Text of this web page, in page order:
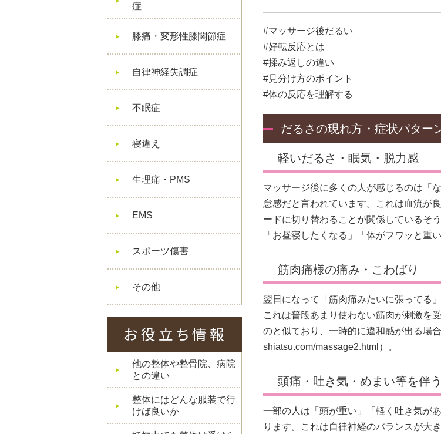
症
膝痛・変形性膝関節症
自律神経失調症
不眠症
寝違え
生理痛・PMS
EMS
スポーツ傷害
その他
他の整体や整骨院、病院
との違い
整体にはどんな服装で行
けば良いか
#マッサージ後だるい
#好転反応とは
#揉み返しの違い
#見分け方のポイント
#体の反応を理解する
だるさの現れ方・症状パター
軽いだるさ・眠気・脱力感
マッサージ後に多くの人が感じるのは「
怠感だと言われています。これは血流が
ードに切り替わることが関係しているそ
「お昼寝したくなる」「体がフワッと重
筋肉痛様の痛み・こわばり
翌日になって「筋肉痛みたいに張ってる
これは普段あまり使わない筋肉が刺激を
のと似ており、一時的に違和感が出る場
shiatsu.com/massage2.html）。
頭痛・吐き気・めまい等を伴
一部の人は「頭が重い」「軽く吐き気が
ります。これは自律神経のバランスが大